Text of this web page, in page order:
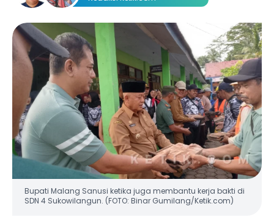
Bupati Malang Sanusi ketika juga membantu kerja bakti di
SDN 4 Sukowilangun. (FOTO: Binar Gumilang/Ketik.com)